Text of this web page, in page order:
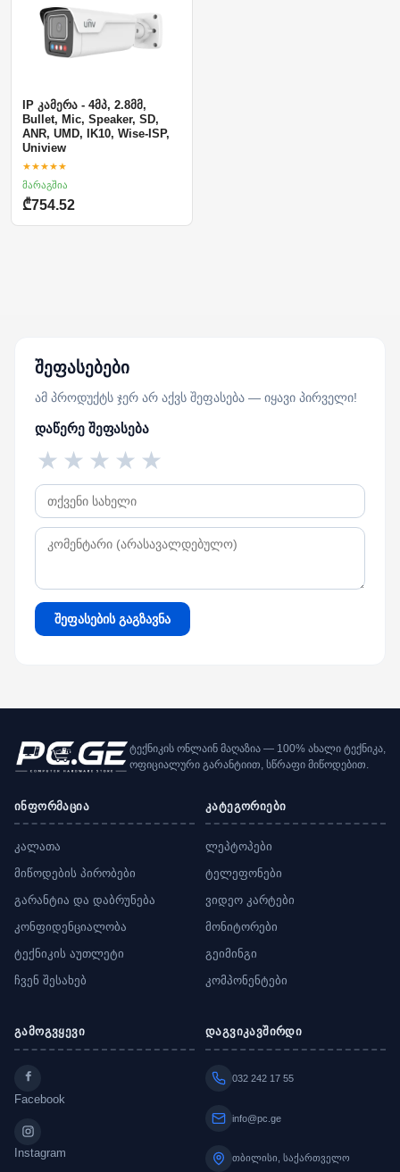
IP კამერა - 4მპ, 2.8მმ,
Bullet, Mic, Speaker, SD,
ANR, UMD, IK10, Wise-ISP,
Uniview
★★★★★
მარაგშია
₾754.52
შეფასებები
ამ პროდუქტს ჯერ არ აქვს შეფასება — იყავი პირველი!
დაწერე შეფასება
★
★
★
★
★
შეფასების გაგზავნა
ტექნიკის ონლაინ მაღაზია — 100% ახალი ტექნიკა,
ოფიციალური გარანტიით, სწრაფი მიწოდებით.
ინფორმაცია
კალათა
მიწოდების პირობები
გარანტია და დაბრუნება
კონფიდენციალობა
ტექნიკის აუთლეტი
ჩვენ შესახებ
კატეგორიები
ლეპტოპები
ტელეფონები
ვიდეო კარტები
მონიტორები
გეიმინგი
კომპონენტები
გამოგვყევი
Facebook
Instagram
დაგვიკავშირდი
032 242 17 55
info@pc.ge
თბილისი, საქართველო